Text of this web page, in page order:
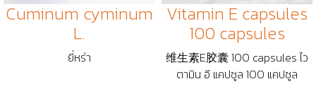
Cuminum cyminum
L.
ยี่หร่า
Vitamin E capsules
100 capsules
维生素E胶囊 100 capsules ไว
ตามิน อี แคปซูล 100 แคปซูล